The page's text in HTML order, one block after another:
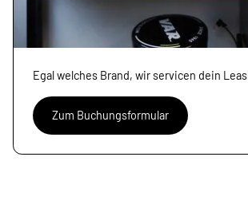
Egal welches Brand, wir servicen dein
Zum Buchungsformular